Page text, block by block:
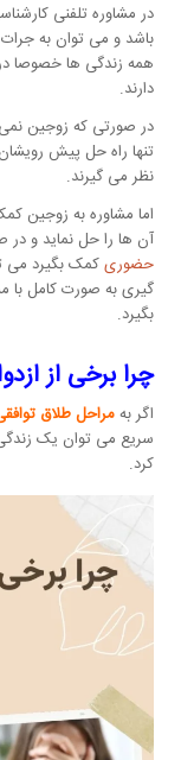
در مشاوره تلفنی
باشد و می توان به
همه زندگی ها خصوصا
دارند.
در صورتی که زوجین نمی
تنها راه حل پیش
نظر می گیرند.
اما مشاوره به زوجین
آن ها را حل نماید و در
حضوریکمک بگیرد می
گیری به صورت کامل با
بگیرد.
چرا برخی از
اگر بهمراحل طلاق
سریع می توان یک
کرد.